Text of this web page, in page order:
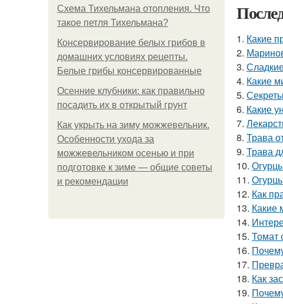
Схема Тихельмана отопления. Что
такое петля Тихельмана?
Консервирование белых грибов в
домашних условиях рецепты.
Белые грибы консервированные
Осенние клубники: как правильно
посадить их в открытый грунт
Как укрыть на зиму можжевельник.
Особенности ухода за
можжевельником осенью и при
подготовке к зиме — общие советы
и рекомендации
1. Какие
2.
3.
4. Какие
5.
6. Какие
7.
8. Трава
9. Трава
10.
11.
12. Как
13. Какие
14.
15. Томат
16.
17.
18. Как
19.